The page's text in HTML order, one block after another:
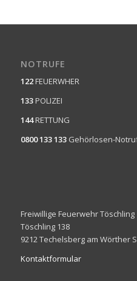
NOTRUFE
122FEUERWHER
133POLIZEI
144RETTUNG
0800 133 133 Gehörlosen-
Freiwillige Feuerwehr Töschling
Töschling 138
9212 Techelsberg am Wörther
Kontaktformular